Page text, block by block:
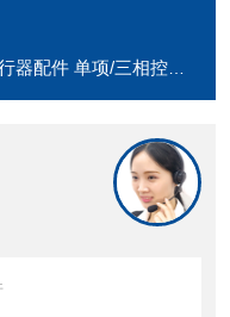
件 单项/三相控制器成套